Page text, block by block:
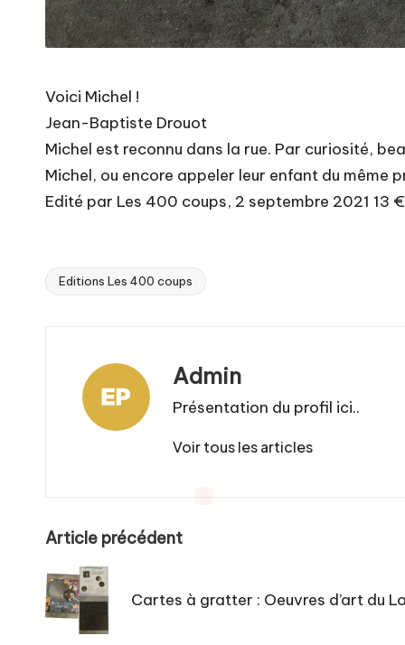
Voici Michel !
Jean-Baptiste Drouot
Michel est reconnu dans la rue. Par curiosité,
Michel, ou encore appeler leur enfant du même
Edité par Les 400 coups, 2 septembre 2021 13 €
Tags:
Editions Les 400 coups
Admin
Présentation du profil ici..
Voir tous les articles
Post
navigation
Article précédent
Cartes à gratter : Oeuvres d’art du